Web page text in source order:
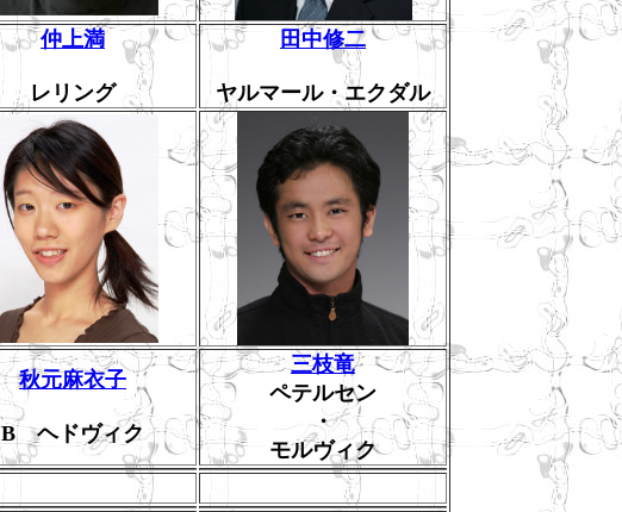
仲上満
レリング
田中修二
ヤルマール・エクダル
秋元麻衣子
B ヘドヴィク
三枝竜
ペテルセン
・
モルヴィク